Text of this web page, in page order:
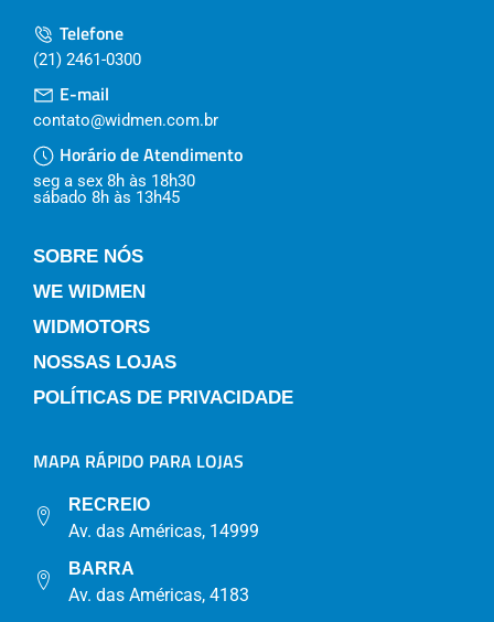
Telefone
(21) 2461-0300
E-mail
contato@widmen.com.br
Horário de Atendimento
seg a sex 8h às 18h30
sábado 8h às 13h45
SOBRE NÓS
WE WIDMEN
WIDMOTORS
NOSSAS LOJAS
POLÍTICAS DE PRIVACIDADE
MAPA RÁPIDO PARA LOJAS
RECREIO
Av. das Américas, 14999
BARRA
Av. das Américas, 4183